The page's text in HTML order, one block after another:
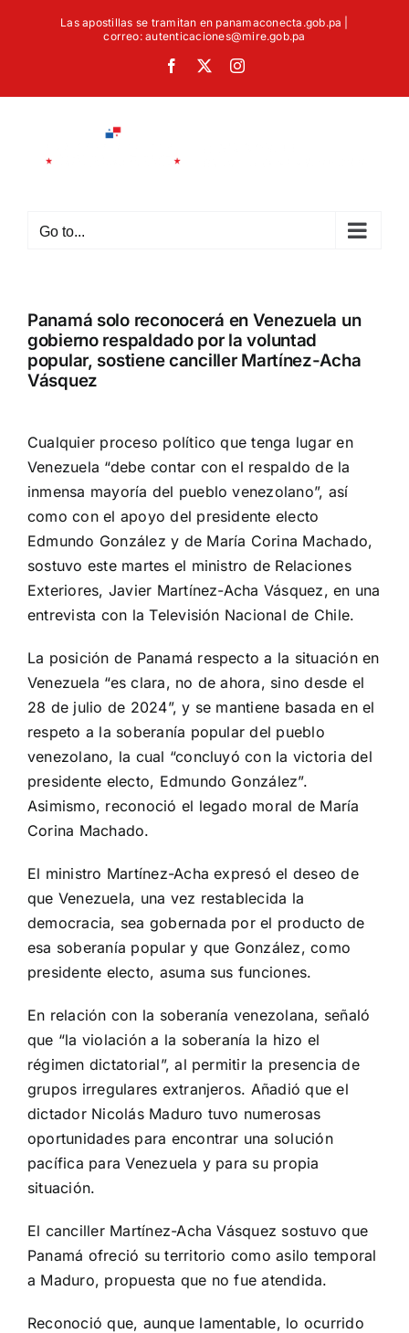
Las apostillas se tramitan en panamaconecta.gob.pa |
correo: autenticaciones@mire.gob.pa
Facebook Instagram
Go to...
Panamá solo reconocerá en Venezuela un
gobierno respaldado por la voluntad
popular, sostiene canciller Martínez-Acha
Vásquez
Larger
Image
Cualquier proceso político que tenga lugar en
Venezuela “debe contar con el respaldo de la
inmensa mayoría del pueblo venezolano”, así
como con el apoyo del presidente electo
Edmundo González y de María Corina Machado,
sostuvo este martes el ministro de Relaciones
Exteriores, Javier Martínez-Acha Vásquez, en una
entrevista con la Televisión Nacional de Chile.
La posición de Panamá respecto a la situación en
Venezuela “es clara, no de ahora, sino desde el
28 de julio de 2024”, y se mantiene basada en el
respeto a la soberanía popular del pueblo
venezolano, la cual “concluyó con la victoria del
presidente electo, Edmundo González”.
Asimismo, reconoció el legado moral de María
Corina Machado.
El ministro Martínez-Acha expresó el deseo de
que Venezuela, una vez restablecida la
democracia, sea gobernada por el producto de
esa soberanía popular y que González, como
presidente electo, asuma sus funciones.
En relación con la soberanía venezolana, señaló
que “la violación a la soberanía la hizo el
régimen dictatorial”, al permitir la presencia de
grupos irregulares extranjeros. Añadió que el
dictador Nicolás Maduro tuvo numerosas
oportunidades para encontrar una solución
pacífica para Venezuela y para su propia
situación.
El canciller Martínez-Acha Vásquez sostuvo que
Panamá ofreció su territorio como asilo temporal
a Maduro, propuesta que no fue atendida.
Reconoció que, aunque lamentable, lo ocurrido